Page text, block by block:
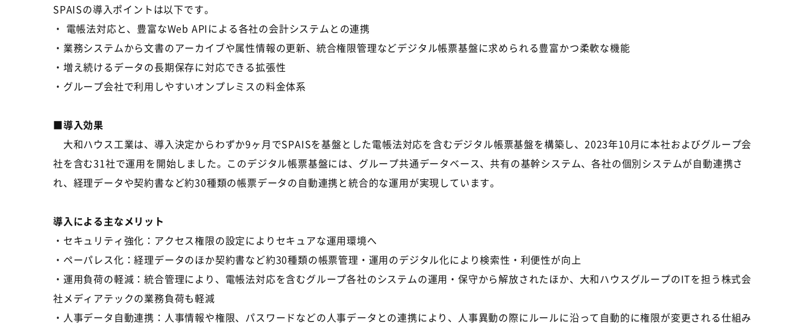
SPAISの導入ポイントは以下です。
・ 電帳法対応と、豊富なWeb API による各社の会計システムとの連携
・業務システムから文書のアーカイブや属性情報の更新、統合権限管理などデジタル帳票基盤に求められる豊富かつ柔軟な機能
・増え続けるデータの長期保存に対応できる拡張性
・グループ会社で利用しやすいオンプレミスの料金体系
■導入効果
大和ハウス工業は、導入決定からわずか9ヶ月でSPAISを基盤とした電帳法対応を含むデジタル帳票基盤を構築し、2023年10月に本社およびグループ会
社を含む31社で運用を開始しました。このデジタル帳票基盤には、グループ共通データベース、共有の基幹システム、各社の個別システムが自動連携さ
れ、経理データや契約書など約30種類の帳票データの自動連携と統合的な運用が実現しています。
導入による主なメリット
・セキュリティ強化：アクセス権限の設定によりセキュアな運用環境へ
・ペーパレス化：経理データのほか契約書など約30種類の帳票管理・運用のデジタル化により検索性・利便性が向上
・運用負荷の軽減：統合管理により、電帳法対応を含むグループ各社のシステムの運用・保守から解放されたほか、大和ハウスグループのITを担う株式会
社メディアテックの業務負荷も軽減
・人事データ自動連携：人事情報や権限、パスワードなどの人事データとの連携により、人事異動の際にルールに沿って自動的に権限が変更される仕組み